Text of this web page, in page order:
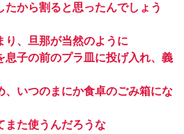
から割ると思ったんでしょう
り、旦那が当然のように
息子の前のプラ皿に投げ入れ、義
、いつのまにか食卓のごみ箱にな
また使うんだろうな